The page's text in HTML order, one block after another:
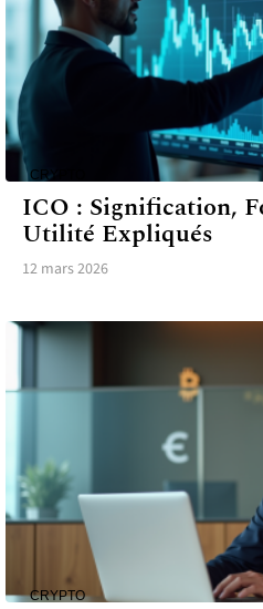
CRYPTO
ICO : Signification,
Utilité Expliqués
12 mars 2026
CRYPTO